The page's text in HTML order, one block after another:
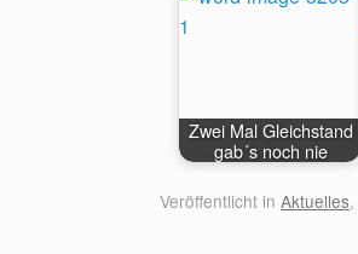
Zwei Mal Gleichstand
gab´s noch nie
Veröffentlicht in Aktuelles,